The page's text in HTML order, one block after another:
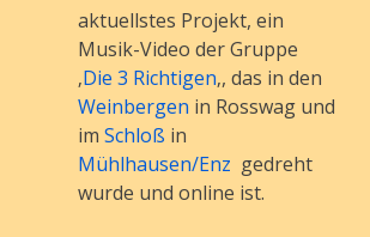
aktuellstes Projekt, ein
Musik-Video der Gruppe
‚Die 3 Richtigen‚, das in den
Weinbergen in Rosswag und
imSchloß in
Mühlhausen/Enz gedreht
wurde und online ist.